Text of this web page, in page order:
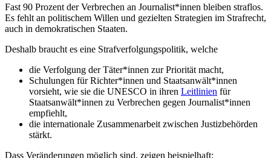
Fast 90 Prozent der Verbrechen an Journalist*innen bleiben straflos.
Es fehlt an politischem Willen und gezielten Strategien im Strafrecht,
auch in demokratischen Staaten.
Deshalb braucht es eine Strafverfolgungspolitik, welche
die Verfolgung der Täter*innen zur Priorität macht,
Schulungen für Richter*innen und Staatsanwält*innen
vorsieht, wie sie die UNESCO in ihren Leitlinien für
Staatsanwält*innen zu Verbrechen gegen Journalist*innen
empfiehlt,
die internationale Zusammenarbeit zwischen Justizbehörden
stärkt.
Dass Veränderungen möglich sind, zeigen beispielhaft: